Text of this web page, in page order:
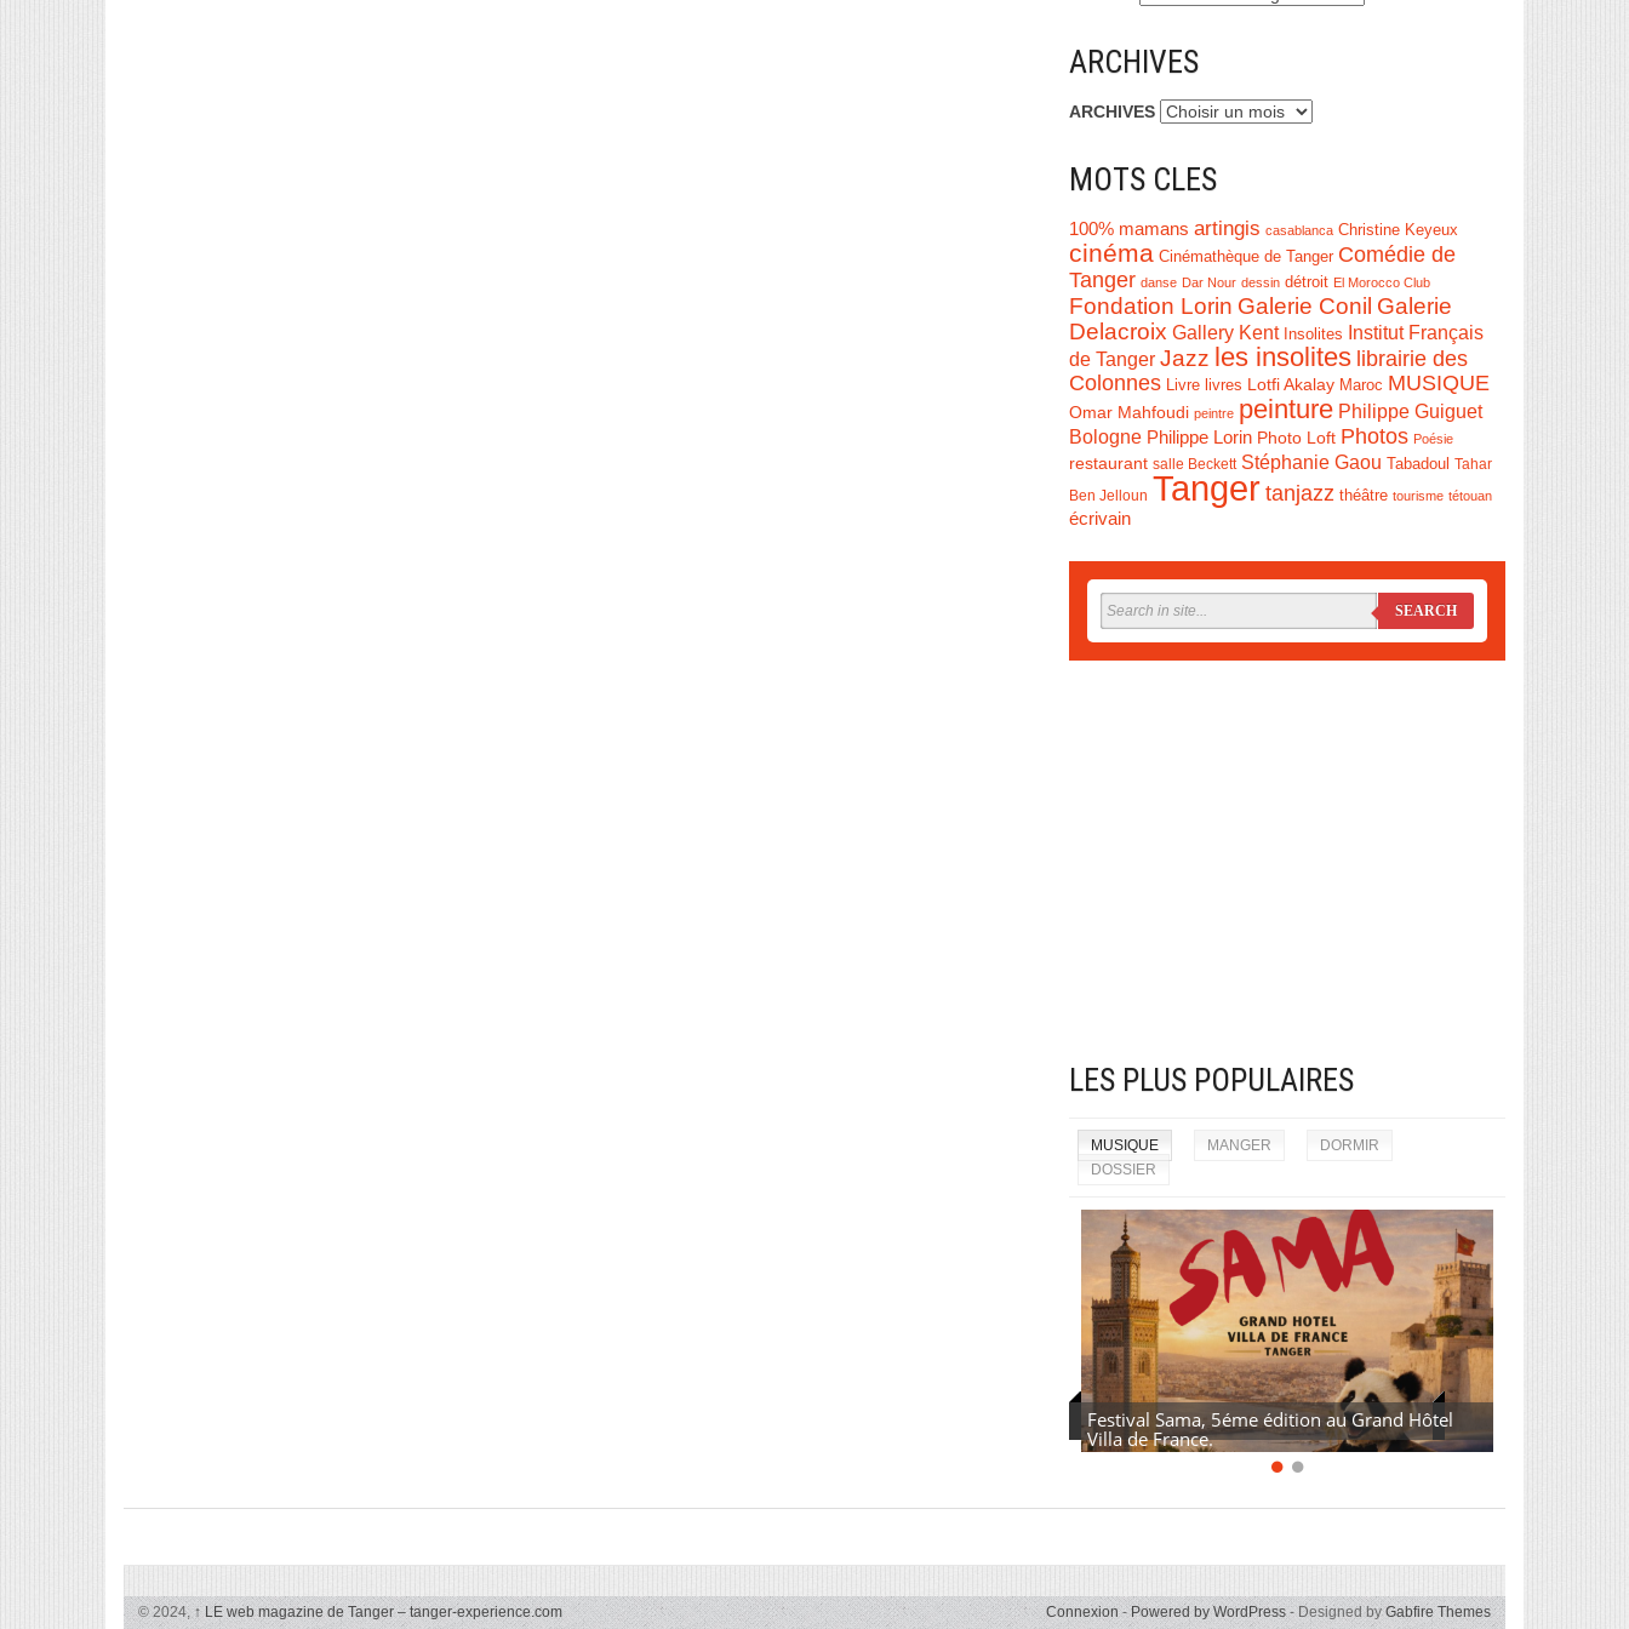
ARCHIVES
ARCHIVES
MOTS CLES
100% mamans artingis casablanca Christine Keyeux
cinéma Cinémathèque de Tanger Comédie de
Tanger danse Dar Nour dessin détroit El Morocco Club
Fondation Lorin Galerie Conil Galerie
Delacroix Gallery Kent Insolites
Institut Français
de Tanger Jazz les insolites librairie des
Colonnes Livre livres Lotfi Akalay Maroc MUSIQUE
Omar Mahfoudi peintre peinture Philippe Guiguet
Bologne Philippe Lorin Photo Loft Photos Poésie
restaurant salle Beckett Stéphanie Gaou Tabadoul Tahar
Ben Jelloun Tanger tanjazz théâtre tourisme tétouan
écrivain
SEARCH
LES PLUS POPULAIRES
MUSIQUE MANGER
DORMIR
DOSSIER
Festival Sama, 5éme édition au Grand Hôtel
Villa de France.
© 2024,↑ LE web magazine de Tanger – tanger-experience.com Connexion- Powered by WordPress- Designed byGabfire Themes